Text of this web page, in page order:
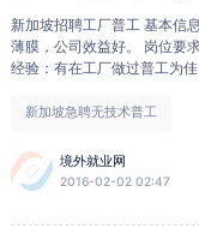
新加坡招聘工厂普工 基本信
薄膜，公司效益好。 岗位要
经验：有在工厂做过普工为
有员工收入在1400-1500，
令 住 宿：住房津贴每月
伤及医疗保险 国际机票：自
病假14天，住院病假60天
新加坡急聘无技术普工
境外就业网
2016-02-02 02:47